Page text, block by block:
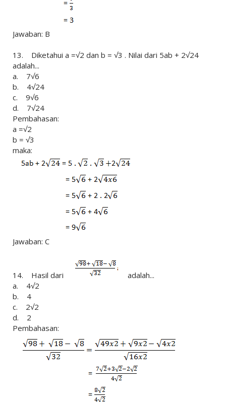
Jawaban: B
13. Diketahui a =√2 dan b = √3 . Nilai dari 5ab + 2√24
adalah...
a. 7√6
b. 4√24
c. 9√6
d. 7√24
Pembahasan:
a =√2
b = √3
maka:
Jawaban: C
14. Hasil dari
adalah...
a. 4√2
b. 4
c. 2√2
d. 2
Pembahasan: